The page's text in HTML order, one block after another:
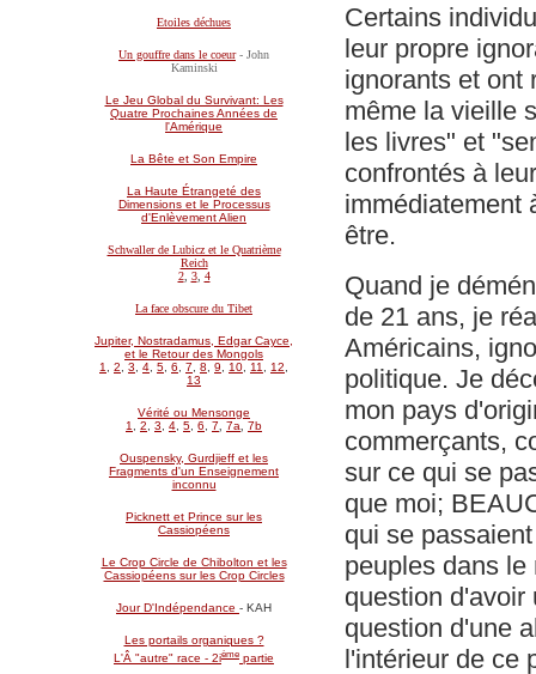
Etoiles déchues
Un gouffre dans le coeur- John
Kaminski
Le Jeu Global du Survivant: Les
Quatre Prochaines Années de
l'Amérique
La Bête et Son Empire
La Haute Étrangeté des
Dimensions et le Processus
d'Enlèvement Alien
Schwaller de Lubicz et le Quatrième
Reich
2, 3, 4
La face obscure du Tibet
Jupiter, Nostradamus, Edgar Cayce,
et le Retour des Mongols
1, 2, 3, 4, 5, 6, 7, 8, 9, 10, 11, 12,
13
Vérité ou Mensonge
1, 2, 3, 4, 5, 6, 7, 7a, 7b
Ouspensky, Gurdjieff et les
Fragments d'un Enseignement
inconnu
Picknett et Prince sur les
Cassiopéens
Le Crop Circle de Chibolton et les
Cassiopéens sur les Crop Circles
Jour D'Indépendance - KAH
Les portails organiques ?
L'Â "autre" race - 2ième partie
Certains
leur propre
ignorants et ont
même la vieille
les livres" et
confrontés à
immédiatement
être.
Quand je
de 21 ans, je
Américains,
politique. Je
mon pays
commerçants,
sur ce qui se
que moi;
qui se
peuples dans
question d'avoir
question d'une
l'intérieur de ce